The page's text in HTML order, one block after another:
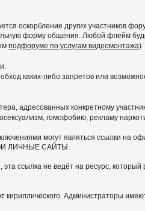
оскорбление других участников
форму общения. Любой флейм
подфоруме по услугам видеомонтажа).
каких-либо запретов или
адресованных конкретному
гомофобию, рекламу
могут являться ссылки на
ЛИЧНЫЕ САЙТЫ.
ссылка не ведёт на ресурс,
Администраторы